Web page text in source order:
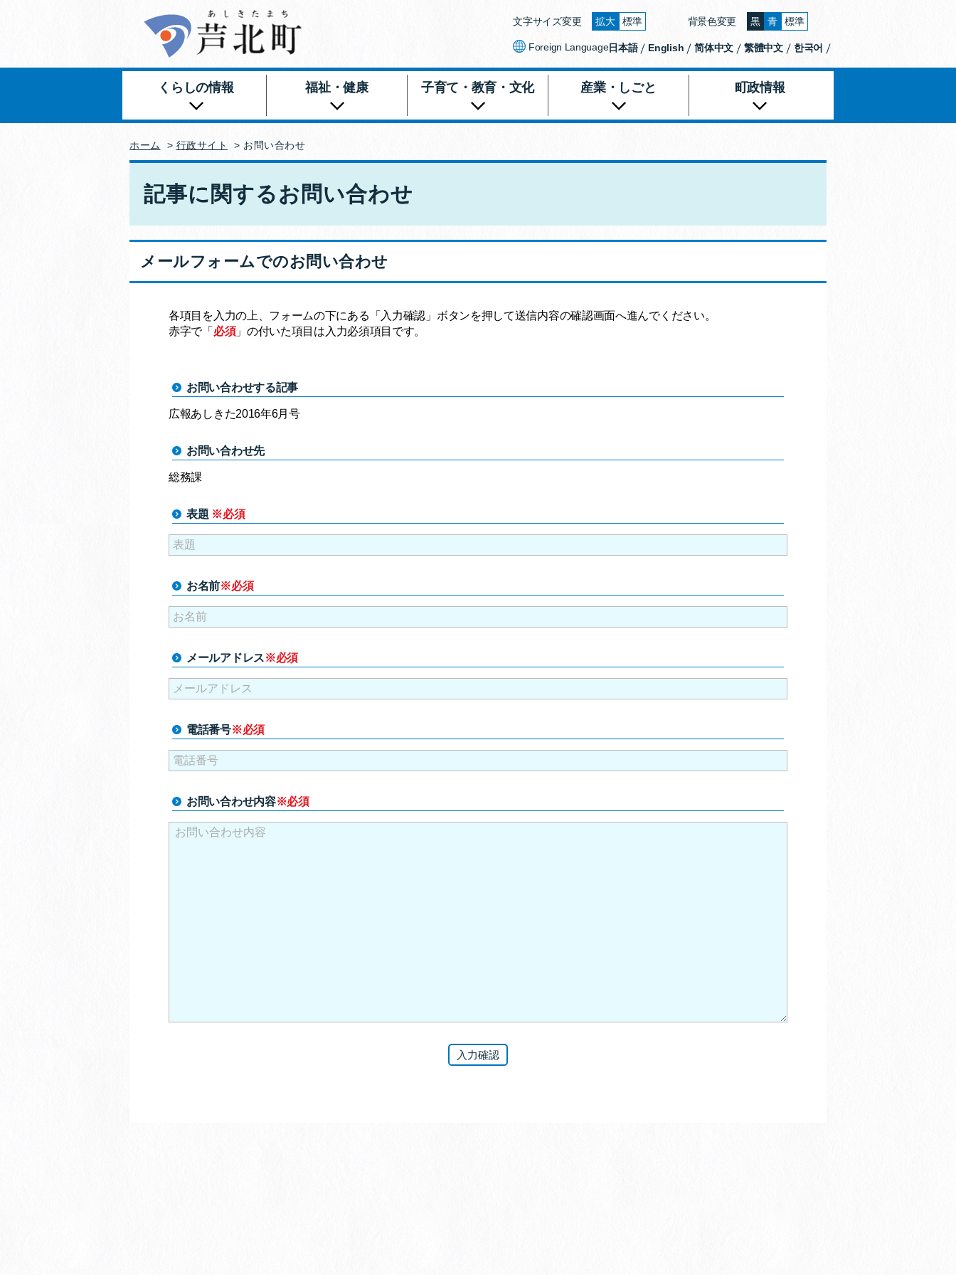
文字サイズ変更
拡大
文字を大きくする
標準
文字の大きさをもとの大きさに戻す
背景色変更
黒
背景色の変更：黒
青
背景色の変更：青
標準
背景色の変更：白
Foreign Language日本語 English 简体中文 繁體中文 한국어
くらしの情報 福祉・健康 子育て・教育・文化 産業・しごと 町政情報
ホーム > 行政サイト > お問い合わせ
記事に関するお問い合わせ
メールフォームでのお問い合わせ
各項目を入力の上、フォームの下にある「入力確認」ボタンを押して送信内容の確認画面へ進んでください。
赤字で「 必須」の付いた項目は入力必須項目です。
お問い合わせする記事
広報あしきた2016年6月号
お問い合わせ先
総務課
表題 ※必須
お名前※必須
メールアドレス※必須
電話番号※必須
お問い合わせ内容※必須